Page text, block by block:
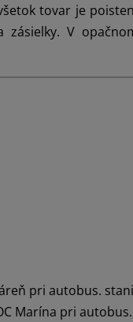
tovar je
V
pri autobus.
Marína pri